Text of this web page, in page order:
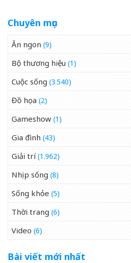
Chuyên mục
Ăn ngon (9)
Bộ thương hiệu (1)
Cuộc sống (3.540)
Đồ họa (2)
Gameshow (1)
Gia đình (43)
Giải trí(1.962)
Nhịp sống (8)
Sống khỏe (5)
Thời trang (6)
Video (6)
Bài viết mới nhất